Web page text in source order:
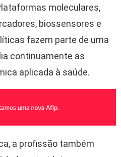
moleculares,
biossensores e
fazem parte de uma
continuamente as
aplicada à saúde.
a profissão também